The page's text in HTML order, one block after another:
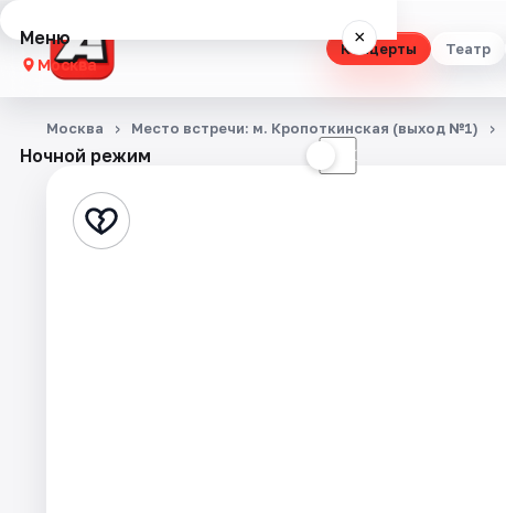
Концерты Театр
Меню ×
Москва
Концерты
Стендап
Ночной режим ☾
Москва Место встречи: м. Кропоткинская (выход №1)